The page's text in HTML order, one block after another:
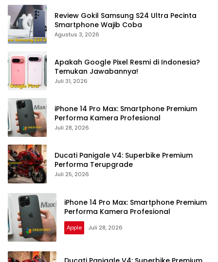
Review Gokil Samsung S24 Ultra Pecinta
Smartphone Wajib Coba
Agustus 3, 2026
Apakah Google Pixel Resmi di Indonesia?
Temukan Jawabannya!
Juli 31, 2026
iPhone 14 Pro Max: Smartphone Premium
Performa Kamera Profesional
Juli 28, 2026
Ducati Panigale V4: Superbike Premium
Performa Terupgrade
Juli 25, 2026
iPhone 14 Pro Max: Smartphone Premium
Performa Kamera Profesional
Apple Juli 28, 2026